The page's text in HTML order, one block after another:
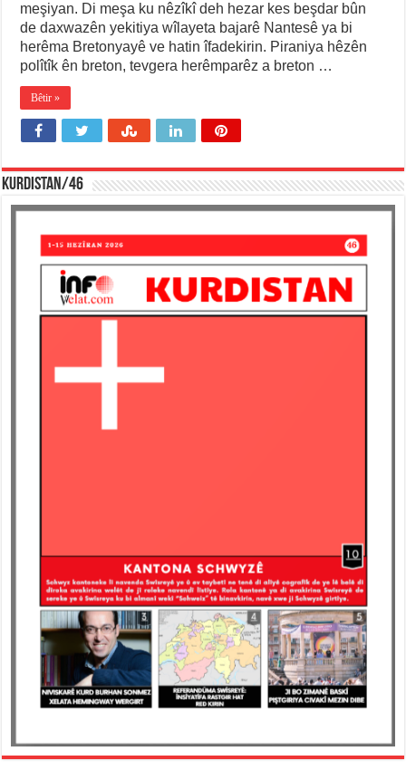
meşiyan. Di meşa ku nêzîkî deh hezar kes beşdar bûn
de daxwazên yekitiya wîlayeta bajarê Nantesê ya bi
herêma Bretonyayê ve hatin îfadekirin. Piraniya hêzên
polîtîk ên breton, tevgera herêmparêz a breton …
Bêtir »
KURDISTAN/46